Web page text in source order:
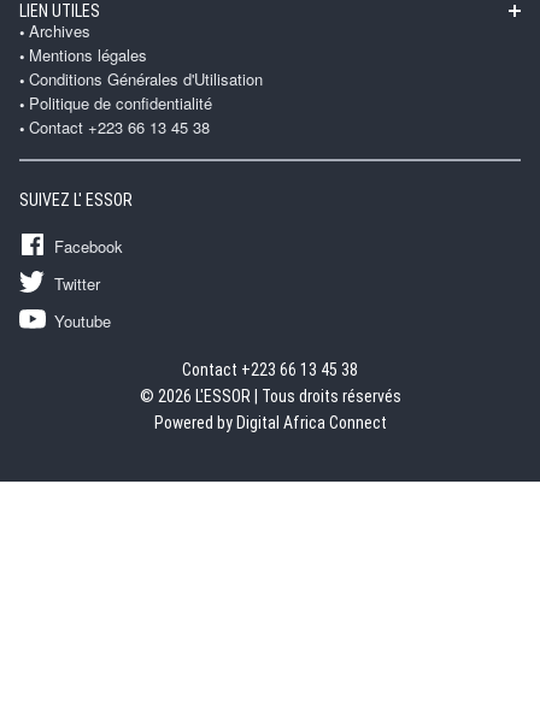
LIEN UTILES
Archives
Mentions légales
Conditions Générales d'Utilisation
Politique de confidentialité
Contact +223 66 13 45 38
SUIVEZ L' ESSOR
Facebook
Twitter
Youtube
Contact +223 66 13 45 38
© 2026 L'ESSOR | Tous droits réservés
Powered by Digital Africa Connect